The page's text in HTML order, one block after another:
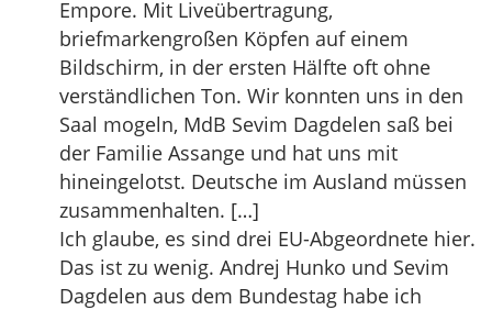
Empore. Mit Liveübertragung,
briefmarkengroßen Köpfen auf einem
Bildschirm, in der ersten Hälfte oft ohne
verständlichen Ton. Wir konnten uns in den
Saal mogeln, MdB Sevim Dagdelen saß bei
der Familie Assange und hat uns mit
hineingelotst. Deutsche im Ausland müssen
zusammenhalten. […]
Ich glaube, es sind drei EU-Abgeordnete hier.
Das ist zu wenig. Andrej Hunko und Sevim
Dagdelen aus dem Bundestag habe ich